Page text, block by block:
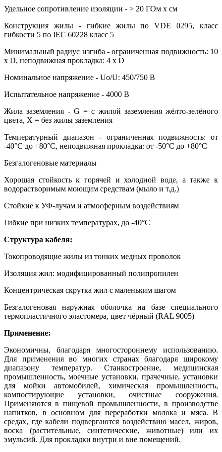
Удельное сопротивление изоляции - > 20 ГОм х см
Конструкция жилы - гибкие жилы по VDE 0295, класс
гибкости 5 по IEC 60228 класс 5
Минимальный радиус изгиба - ограниченная подвижность: 10
х D, неподвижная прокладка: 4 х D
Номинальное напряжение - Uo/U: 450/750 В
Испытательное напряжение - 4000 В
Жила заземления - G = с жилой заземления жёлто-зелёного
цвета, X = без жилы заземления
Температурный диапазон - ограниченная подвижность: от
-40°С до +80°С, неподвижная прокладка: от -50°С до +80°С
Безгалогеновые материалы
Хорошая стойкость к горячей и холодной воде, а также к
водорастворимым моющим средствам (мыло и т.д.)
Стойкие к УФ-лучам и атмосферным воздействиям
Гибкие при низких температурах, до -40°С
Структура кабеля:
Токопроводящие жилы из тонких медных проволок
Изоляция жил: модифицированный полипропилен
Концентрическая скрутка жил с маленьким шагом
Безгалогеновая наружная оболочка на базе специального
термопластичного эластомера, цвет чёрный (RAL 9005)
Применение:
Экономичны, благодаря многостороннему использованию.
Для применения во многих странах благодаря широкому
диапазону температур. Станкостроение, медицинская
промышленность, моечные установки, прачечные, установки
для мойки автомобилей, химическая промышленность,
компостирующие установки, очистные сооружения.
Применяются в пищевой промышленности, в производстве
напитков, в основном для переработки молока и мяса. В
средах, где кабели подвергаются воздействию масел, жиров,
воска (растительные, синтетические, животные) или их
эмульсий. Для прокладки внутри и вне помещений.